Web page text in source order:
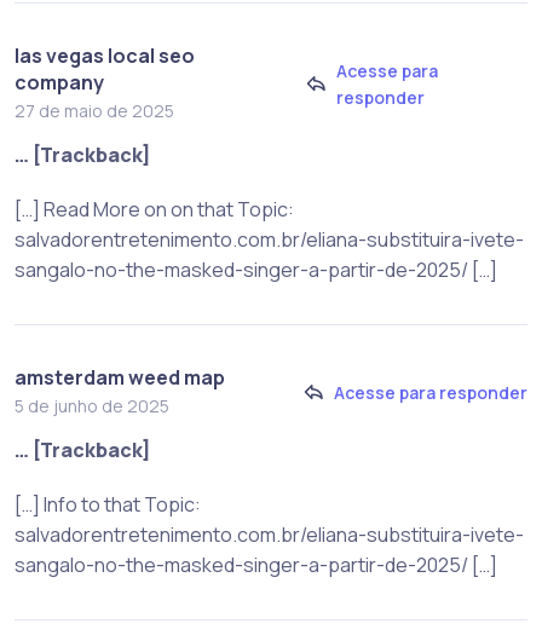
las vegas local seo
company
27 de maio de 2025
Acesse para
responder
… [Trackback]
[…] Read More on on that Topic:
salvadorentretenimento.com.br/eliana-substituira-ivete-
sangalo-no-the-masked-singer-a-partir-de-2025/ […]
amsterdam weed map
5 de junho de 2025
Acesse para responder
… [Trackback]
[…] Info to that Topic:
salvadorentretenimento.com.br/eliana-substituira-ivete-
sangalo-no-the-masked-singer-a-partir-de-2025/ […]